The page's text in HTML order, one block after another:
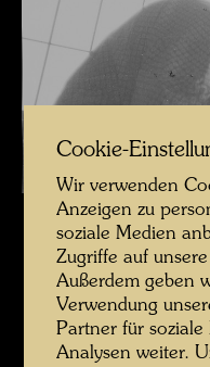
Hundertwasser in
Cookie-
Wir verwenden
Anzeigen zu
soziale Medien
Zugriffe auf
Außerdem geben
Verwendung
Partner für
Analysen weiter.